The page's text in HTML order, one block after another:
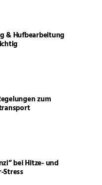
& Hufbearbeitung
zum
bei Hitze- und